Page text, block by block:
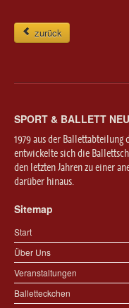
zurück
SPORT & BALLETT
1979 aus der Ballettabteilung
entwickelte sich die
den letzten Jahren zu einer
darüber hinaus.
Sitemap
Start
Über Uns
Veranstaltungen
Balletteckchen